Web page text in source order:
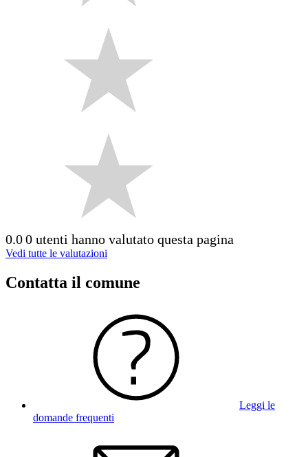
0.00 utenti hanno valutato questa pagina
Vedi tutte le valutazioni
Contatta il comune
Leggi le
domande frequenti